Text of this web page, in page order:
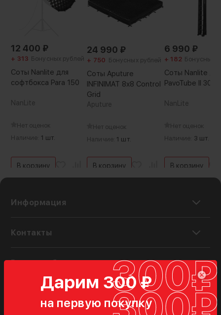
Дарим 300 ₽
на первую покупку
12 400 ₽
+ 313 Бонусных рублей
Соты Nanlite для
софтбокса Para 150
NanLite
Нет оценок
Наличие: 1 шт.
В корзину
24 990 ₽
+ 750 Бонусных рублей
Соты Aputure
INFINIMAT 8x8 Control
Grid
Aputure
Нет оценок
Наличие: 1 шт.
В корзину
6 990 ₽
+ 182 Бонусных
Соты Nanlite
PavoTube II 30X
NanLite
Нет оценок
Наличие: 3 шт.
В корзину
Информация
Контакты
Режим работы
Чат с оператором
Сообщество ВК